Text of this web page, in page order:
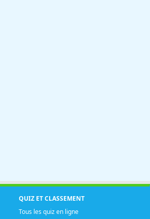
QUIZ ET CLASSEMENT
Tous les quiz en ligne